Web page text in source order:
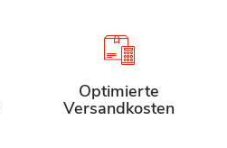
Optimierte
Versandkosten